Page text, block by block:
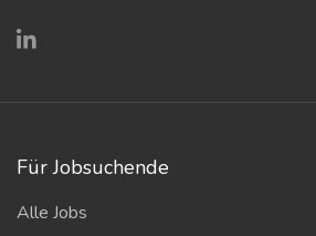
Für Jobsuchende
Alle Jobs